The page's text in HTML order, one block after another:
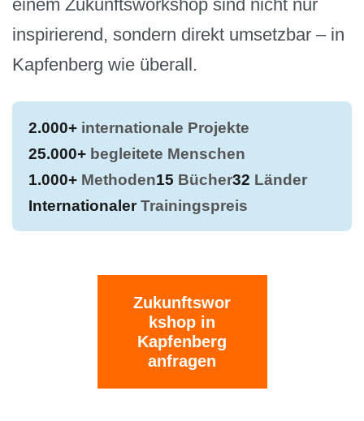
einem Zukunftsworkshop sind nicht nur
inspirierend, sondern direkt umsetzbar – in
Kapfenberg wie überall.
2.000+ internationale Projekte
25.000+ begleitete Menschen
1.000+ Methoden15 Bücher32 Länder
InternationalerTrainingspreis
Zukunftswor
kshop in
Kapfenberg
anfragen